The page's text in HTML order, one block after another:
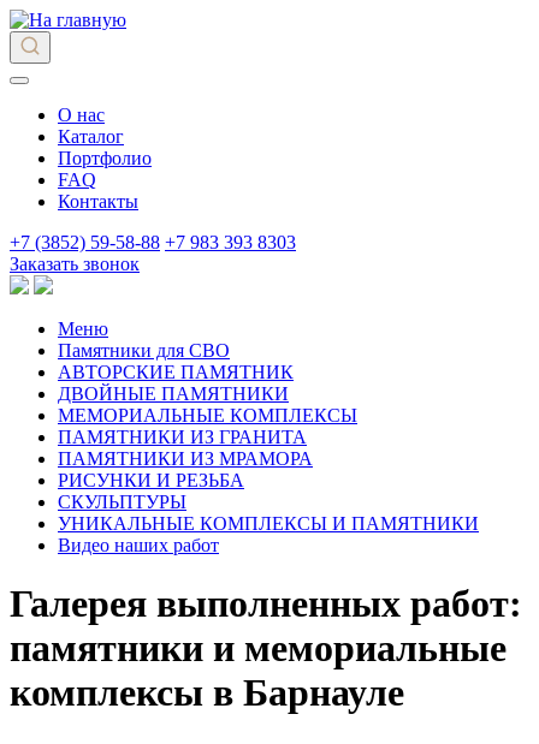
О нас
Каталог
Портфолио
FAQ
Контакты
+7 (3852) 59-58-88 +7 983 393 8303
Заказать звонок
Меню
Памятники для СВО
АВТОРСКИЕ ПАМЯТНИК
ДВОЙНЫЕ ПАМЯТНИКИ
МЕМОРИАЛЬНЫЕ КОМПЛЕКСЫ
ПАМЯТНИКИ ИЗ ГРАНИТА
ПАМЯТНИКИ ИЗ МРАМОРА
РИСУНКИ И РЕЗЬБА
СКУЛЬПТУРЫ
УНИКАЛЬНЫЕ КОМПЛЕКСЫ И ПАМЯТНИКИ
Видео наших работ
Галерея выполненных работ:
памятники и мемориальные
комплексы в Барнауле